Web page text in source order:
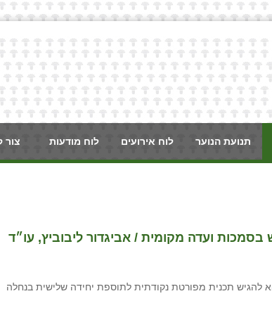
תנועת הנוער לוח אירועים לוח מודעות צור
ועדה מקומית / אביגדור ליבוביץ, עו״ד
יהא להגיש תכנית מפורטת נקודתית לתוספת יחידה שלישית בנחלה